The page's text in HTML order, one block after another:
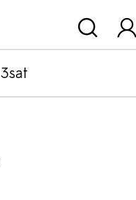
3sat